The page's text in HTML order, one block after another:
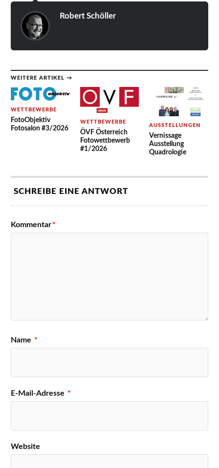
Robert Schöller
WEITERE ARTIKEL →
WETTBEWERBE
FotoObjektiv
Fotosalon #3/2026
WETTBEWERBE
ÖVF Österreich
Fotowettbewerb
#1/2026
AUSSTELLUNGEN
Vernissage
Ausstellung
Quadrologie
SCHREIBE EINE ANTWORT
Kommentar*
Name *
E-Mail-Adresse *
Website